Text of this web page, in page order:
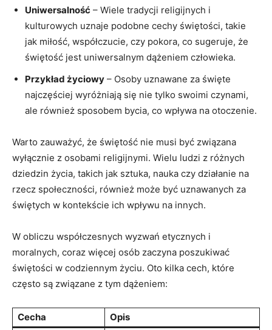
Uniwersalność – Wiele tradycji religijnych i‌
kulturowych uznaje podobne cechy świętości, takie
jak miłość, współczucie, czy pokora, co sugeruje, że
świętość‌ jest uniwersalnym dążeniem człowieka.
Przykład ⁣życiowy – Osoby uznawane za święte
najczęściej wyróżniają się nie tylko swoimi czynami,
‍ale również​ sposobem bycia, co wpływa na otoczenie.
Warto zauważyć, że ‌świętość‍ nie​ musi być związana
‍wyłącznie z osobami​ religijnymi. Wielu⁤ ludzi‍ z​ różnych⁣
dziedzin życia, takich‍ jak sztuka, nauka czy działanie ⁢na
rzecz⁢ społeczności, ⁣również ‍może być uznawanych za
⁣świętych⁤ w ⁢kontekście ich wpływu na innych.
W obliczu współczesnych⁣ wyzwań‍ etycznych i
moralnych, coraz więcej osób zaczyna poszukiwać
świętości w ‍codziennym życiu. Oto kilka cech, które⁣
często⁢ są związane z tym⁣ dążeniem:
Cecha Opis